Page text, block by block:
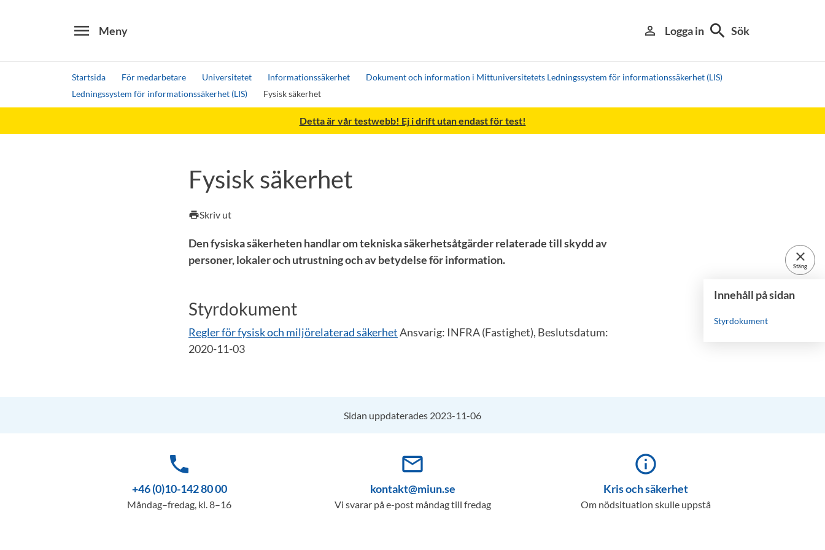
menu Meny person_outline Logga in search Sök
Startsida För medarbetare Universitetet Informationssäkerhet
Dokument och information i Mittuniversitetets Ledningssystem för informationssäkerhet (LIS)
Ledningssystem för informationssäkerhet (LIS)
Fysisk säkerhet
Detta är vår testwebb! Ej i drift utan endast för test!
Fysisk säkerhet
printSkriv ut
close
Stäng
Innehåll på sidan
Styrdokument
Den fysiska säkerheten handlar om tekniska säkerhetsåtgärder relaterade till skydd av
personer, lokaler och utrustning och av betydelse för information.
Styrdokument
Regler för fysisk och miljörelaterad säkerhetAnsvarig: INFRA (Fastighet), Beslutsdatum:
2020-11-03
Sidan uppdaterades 2023-11-06
phone
+46 (0)10-142 80 00
Måndag–fredag, kl. 8–16
mail_outline
kontakt@miun.se
Vi svarar på e-post måndag till fredag
info_outline
Kris och säkerhet
Om nödsituation skulle uppstå